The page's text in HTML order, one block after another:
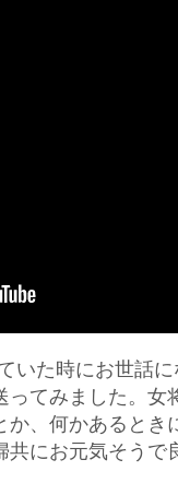
いた時にお世話
ってみました。女
か、何かあるとき
にお元気そうで